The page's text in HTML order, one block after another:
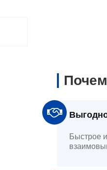
Быстрое